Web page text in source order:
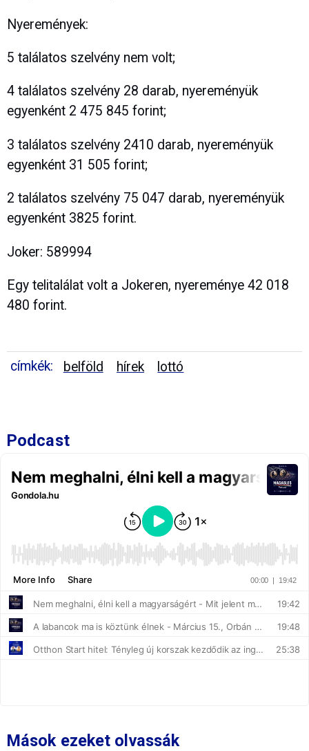
Nyeremények:
5 találatos szelvény nem volt;
4 találatos szelvény 28 darab, nyereményük
egyenként 2 475 845 forint;
3 találatos szelvény 2410 darab, nyereményük
egyenként 31 505 forint;
2 találatos szelvény 75 047 darab, nyereményük
egyenként 3825 forint.
Joker: 589994
Egy telitalálat volt a Jokeren, nyereménye 42 018
480 forint.
címkék: belföld hírek lottó
Podcast
Mások ezeket olvassák